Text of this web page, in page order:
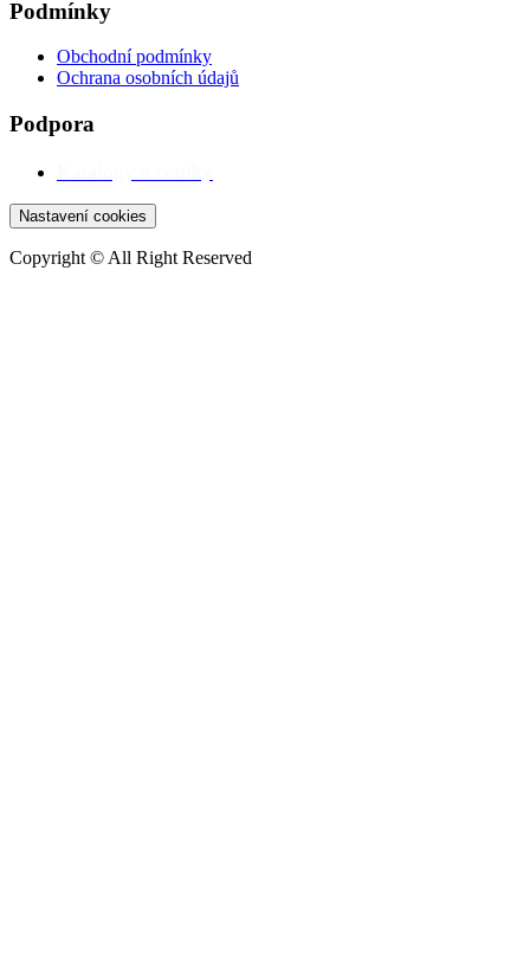
Podmínky
Obchodní podmínky
Ochrana osobních údajů
Podpora
Nastavení cookies
Copyright © All Right Reserved